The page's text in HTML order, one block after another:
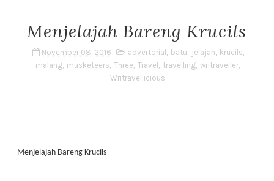
Menjelajah Bareng Krucils
November 08, 2016 advertorial , batu, jelajah, krucils,
malang, musketeers, Three, Travel , travelling, writraveller,
Writravellicious
Menjelajah Bareng Krucils